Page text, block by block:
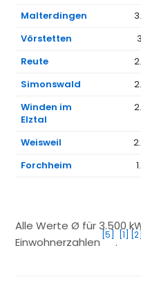
Malterdingen
Vörstetten
Reute
Simonswald
Winden im
Elztal
Weisweil
Forchheim
Alle Werte Ø für 3.500
Einwohnerzahlen
[5]
.
[1] [2]